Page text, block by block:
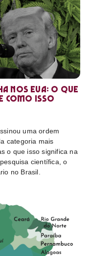
nos EUA: o que
como isso
uma ordem
categoria mais
o que isso significa na
científica, o
no Brasil.